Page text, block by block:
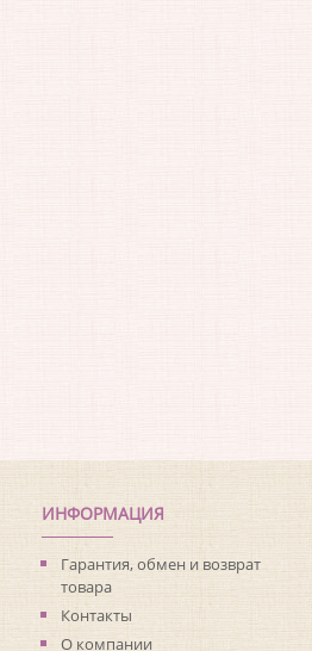
ИНФОРМАЦИЯ
Гарантия, обмен и возврат
товара
Контакты
О компании